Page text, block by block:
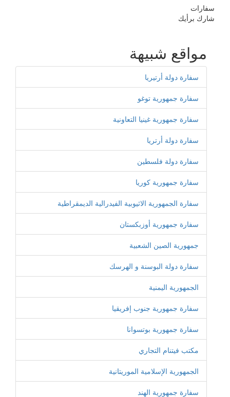
سفارات
شارك برأيك
مواقع شبيهة
سفارة دولة أرتيريا
سفارة جمهورية توغو
سفارة جمهورية غينيا التعاونية
سفارة دولة أرتريا
سفارة دولة فلسطين
سفارة جمهورية كوريا
سفارة الجمهورية الاثيوبية الفيدرالية الديمقراطية
سفارة جمهورية أوزبكستان
جمهورية الصين الشعبية
سفارة دولة البوسنة و الهرسك
الجمهورية اليمنية
سفارة جمهورية جنوب إفريقيا
سفارة جمهورية بوتسوانا
مكتب فيتنام التجاري
الجمهورية الإسلامية الموريتانية
سفارة جمهورية الهند